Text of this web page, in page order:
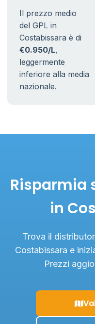
Il prezzo medio
del GPL in
Costabissara è di
€0.950/L,
leggermente
inferiore alla media
nazionale.
Risparmia
in
Trova il
Costabissara e
Prezzi